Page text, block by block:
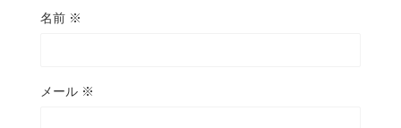
名前 ※
メール ※